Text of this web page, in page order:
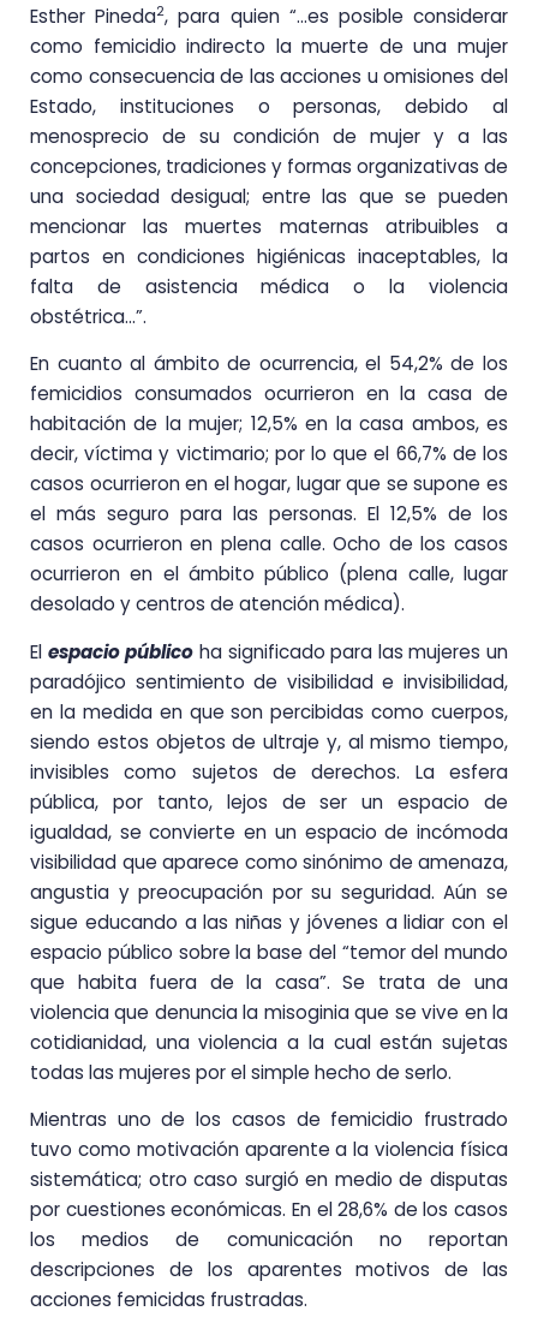
Esther Pineda2, para quien “…es posible considerar
como femicidio indirecto la muerte de una mujer
como consecuencia de las acciones u omisiones del
Estado, instituciones o personas, debido al
menosprecio de su condición de mujer y a las
concepciones, tradiciones y formas organizativas de
una sociedad desigual; entre las que se pueden
mencionar las muertes maternas atribuibles a
partos en condiciones higiénicas inaceptables, la
falta de asistencia médica o la violencia
obstétrica…”.
En cuanto al ámbito de ocurrencia, el 54,2% de los
femicidios consumados ocurrieron en la casa de
habitación de la mujer; 12,5% en la casa ambos, es
decir, víctima y victimario; por lo que el 66,7% de los
casos ocurrieron en el hogar, lugar que se supone es
el más seguro para las personas. El 12,5% de los
casos ocurrieron en plena calle. Ocho de los casos
ocurrieron en el ámbito público (plena calle, lugar
desolado y centros de atención médica).
El espacio público ha significado para las mujeres un
paradójico sentimiento de visibilidad e invisibilidad,
en la medida en que son percibidas como cuerpos,
siendo estos objetos de ultraje y, al mismo tiempo,
invisibles como sujetos de derechos. La esfera
pública, por tanto, lejos de ser un espacio de
igualdad, se convierte en un espacio de incómoda
visibilidad que aparece como sinónimo de amenaza,
angustia y preocupación por su seguridad. Aún se
sigue educando a las niñas y jóvenes a lidiar con el
espacio público sobre la base del “temor del mundo
que habita fuera de la casa”. Se trata de una
violencia que denuncia la misoginia que se vive en la
cotidianidad, una violencia a la cual están sujetas
todas las mujeres por el simple hecho de serlo.
Mientras uno de los casos de femicidio frustrado
tuvo como motivación aparente a la violencia física
sistemática; otro caso surgió en medio de disputas
por cuestiones económicas. En el 28,6% de los casos
los medios de comunicación no reportan
descripciones de los aparentes motivos de las
acciones femicidas frustradas.